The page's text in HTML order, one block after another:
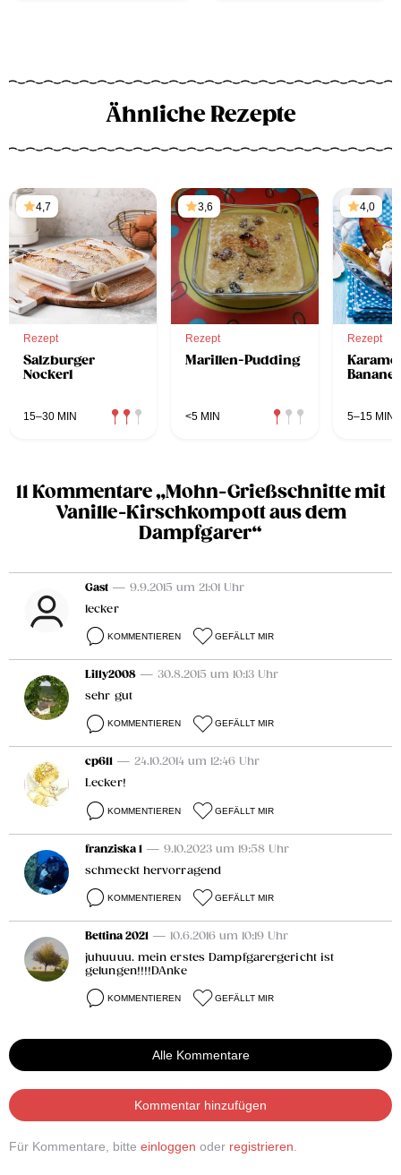
Ähnliche Rezepte
4,7
Rezept
Salzburger
Nockerl
15–30 MIN
3,6
Rezept
Marillen-Pudding
<5 MIN
4,0
Rezept
5–15 MIN
11 Kommentare „Mohn-Grießschnitte mit
Vanille-Kirschkompott aus dem
Dampfgarer“
Gast — 9.9.2015 um 21:01 Uhr
lecker
KOMMENTIEREN GEFÄLLT MIR
Lilly2008 — 30.8.2015 um 10:13 Uhr
sehr gut
KOMMENTIEREN GEFÄLLT MIR
cp611 — 24.10.2014 um 12:46 Uhr
Lecker!
KOMMENTIEREN GEFÄLLT MIR
franziska 1 — 9.10.2023 um 19:58 Uhr
schmeckt hervorragend
KOMMENTIEREN GEFÄLLT MIR
Bettina 2021 — 10.6.2016 um 10:19 Uhr
juhuuuu. mein erstes Dampfgarergericht ist
gelungen!!!!DAnke
KOMMENTIEREN GEFÄLLT MIR
Alle Kommentare
Kommentar hinzufügen
Für Kommentare, bitte einloggen oder registrieren